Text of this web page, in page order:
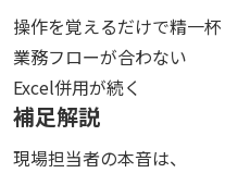
操作を覚えるだけで精一杯
業務フローが合わない
Excel併用が続く
補足解説
現場担当者の本音は、